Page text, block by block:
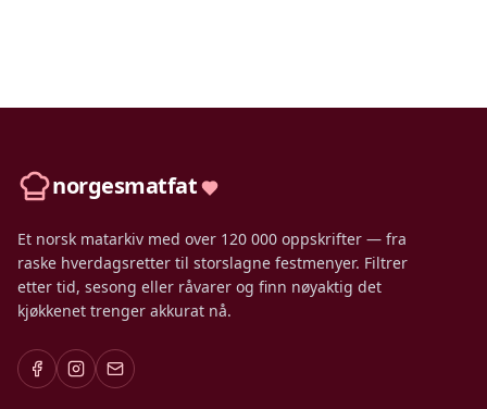
norgesmatfat
Et norsk matarkiv med over 120 000 oppskrifter — fra
raske hverdagsretter til storslagne festmenyer. Filtrer
etter tid, sesong eller råvarer og finn nøyaktig det
kjøkkenet trenger akkurat nå.